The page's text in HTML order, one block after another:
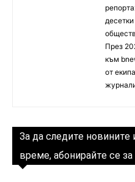
През
към
от
За да следите
време, абонирайте се